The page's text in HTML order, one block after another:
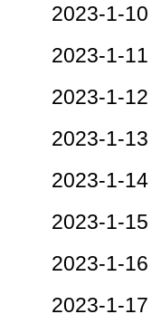
2023-1-10
2023-1-11
2023-1-12
2023-1-13
2023-1-14
2023-1-15
2023-1-16
2023-1-17